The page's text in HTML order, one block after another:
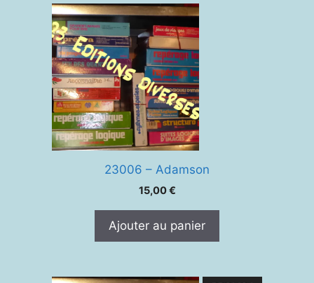
23006 – Adamson
15,00€
Ajouter au panier